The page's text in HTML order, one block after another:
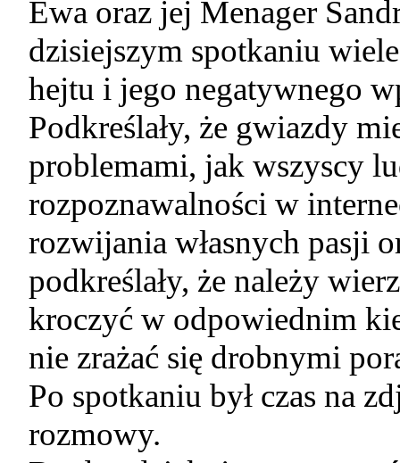
Ewa oraz jej Menager
dzisiejszym spotkaniu
hejtu i jego negatywnego
Podkreślały, że gwiazdy
problemami, jak wszyscy
rozpoznawalności w
rozwijania własnych pasji
podkreślały, że należy
kroczyć w odpowiednim
nie zrażać się drobnymi
Po spotkaniu był czas na
rozmowy.